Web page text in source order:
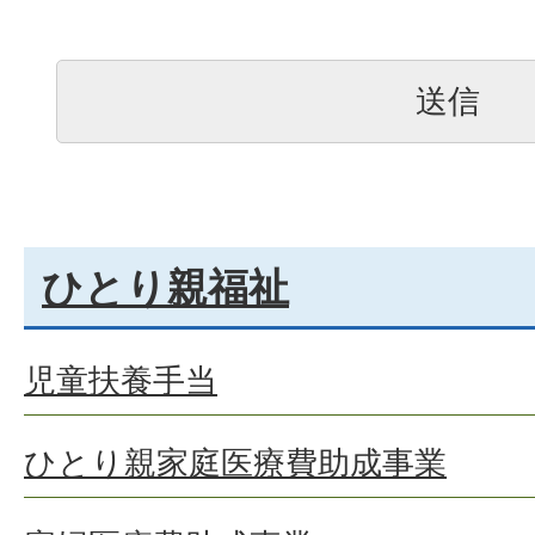
ひとり親福祉
児童扶養手当
ひとり親家庭医療費助成事業